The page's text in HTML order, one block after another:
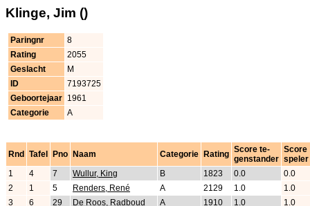
Klinge, Jim ()
Paringnr
8
Rating
2055
Geslacht
M
ID
7193725
Geboortejaar 1961
Categorie
A
Rnd Tafel Pno Naam Categorie Rating Score te-
genstander
Score
speler
1
4 7 Wullur, King B 1823 0.0
0.0
2
1 5 Renders, René A 2129 1.0
1.0
3
6 29 De Roos, Radboud A 1910 1.0
1.0